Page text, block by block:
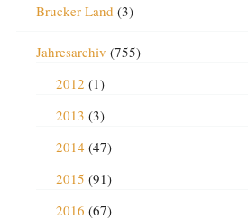
Brucker Land (3)
Jahresarchiv (755)
2012 (1)
2013 (3)
2014 (47)
2015 (91)
2016 (67)